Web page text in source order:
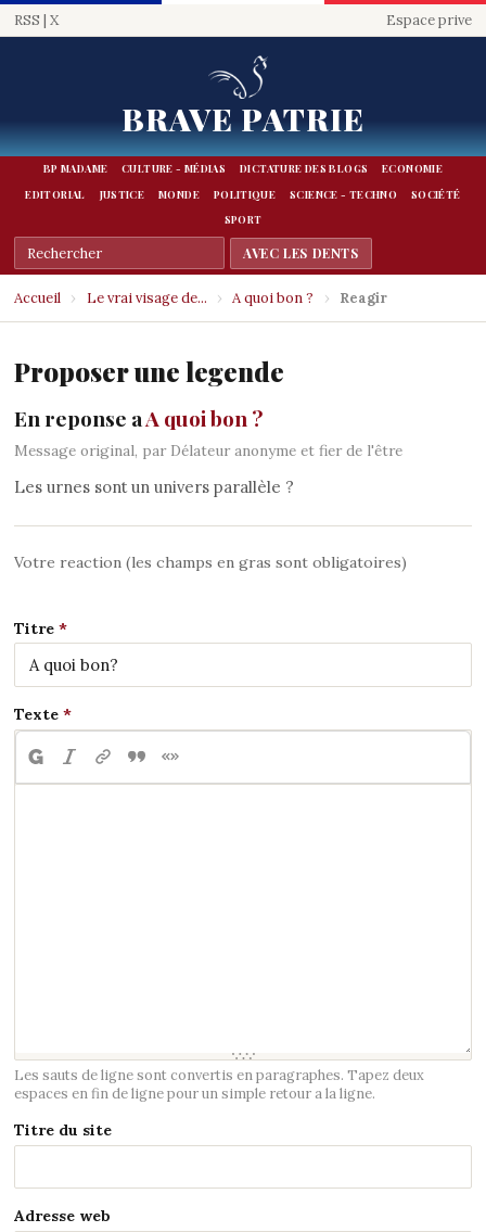
RSS | X Espace prive
BRAVE PATRIE
BP MADAME CULTURE - MÉDIAS DICTATURE DES BLOGS
ECONOMIE
EDITORIAL
JUSTICE MONDE POLITIQUE SCIENCE - TECHNO
SOCIÉTÉ
SPORT
Accueil › Le vrai visage de... › A quoi bon ? › Reagir
Proposer une legende
En reponse aA quoi bon ?
Message original, par Délateur anonyme et fier de l'être
Les urnes sont un univers parallèle ?
Votre reaction (les champs en gras sont obligatoires)
Titre
Texte
Les sauts de ligne sont convertis en paragraphes. Tapez deux
espaces en fin de ligne pour un simple retour a la ligne.
Titre du site
Adresse web